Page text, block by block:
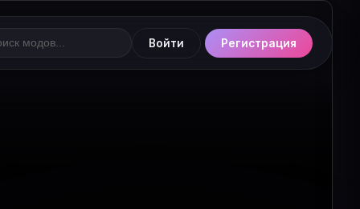
Войти Регистрация